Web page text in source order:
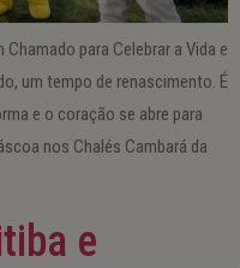
para Celebrar a Vida e
um tempo de renascimento. É
e o coração se abre para
nos Chalés Cambará da
e